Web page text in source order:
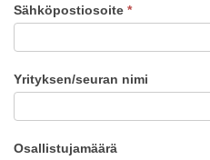
Sähköpostiosoite *
Yrityksen/seuran nimi
Osallistujamäärä